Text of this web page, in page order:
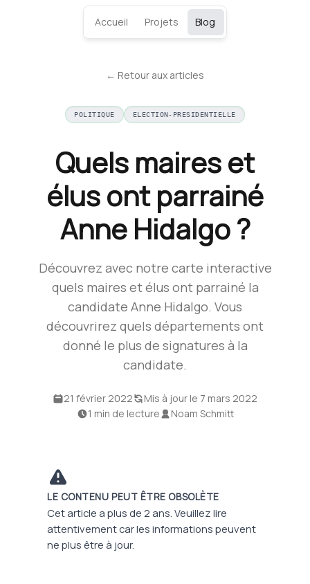
Accueil Projets Blog
← Retour aux articles
POLITIQUE ELECTION-PRESIDENTIELLE
Quels maires et
élus ont parrainé
Anne Hidalgo ?
Découvrez avec notre carte interactive
quels maires et élus ont parrainé la
candidate Anne Hidalgo. Vous
découvrirez quels départements ont
donné le plus de signatures à la
candidate.
21 février 2022
Mis à jour le 7 mars 2022
1 min de lecture
Noam Schmitt
LE CONTENU PEUT ÊTRE OBSOLÈTE
Cet article a plus de 2 ans. Veuillez lire
attentivement car les informations peuvent
ne plus être à jour.